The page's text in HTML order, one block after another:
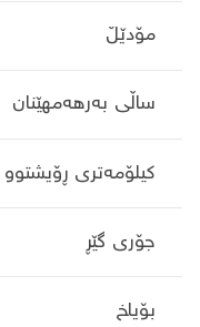
مۆدێڵ
ساڵی بەرهەمهێنان
کیلۆمەتری ڕۆیشتوو
جۆری گێڕ
بۆیاخ